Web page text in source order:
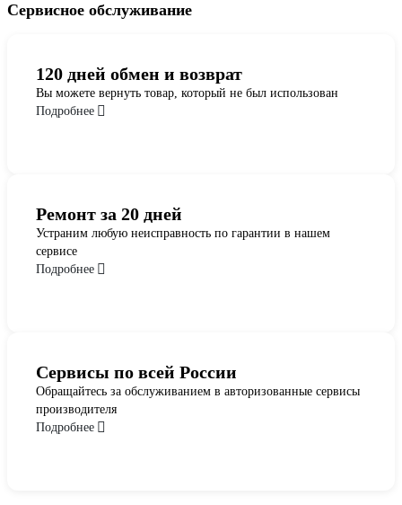
Сервисное обслуживание
120 дней обмен и возврат
Вы можете вернуть товар, который не был использован
Подробнее
Ремонт за 20 дней
Устраним любую неисправность по гарантии в нашем
сервисе
Подробнее
Сервисы по всей России
Обращайтесь за обслуживанием в авторизованные сервисы
производителя
Подробнее